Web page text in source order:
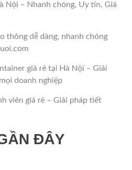
Nội – Nhanh chóng, Uy tín, Giá
thông dễ dàng, nhanh chóng
giá rẻ tại Hà Nội – Giải
doanh nghiệp
viên giá rẻ – Giải pháp tiết
ĐÂY